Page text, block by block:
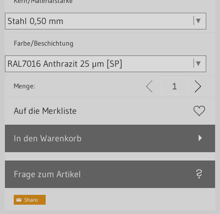
Farbe/Beschichtung
Menge:
Auf die Merkliste
In den Warenkorb
Frage zum Artikel